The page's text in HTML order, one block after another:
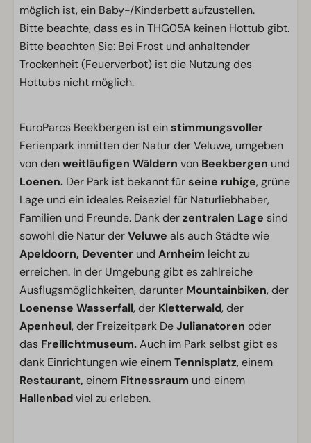
möglich ist, ein Baby-/Kinderbett aufzustellen.
Bitte beachte, dass es in THG05A keinen Hottub gibt.
Bitte beachten Sie: Bei Frost und anhaltender
Trockenheit (Feuerverbot) ist die Nutzung des
Hottubs nicht möglich.
EuroParcs Beekbergen ist einstimmungsvoller
Ferienpark inmitten der Natur der Veluwe, umgeben
von denweitläufigen Wäldern von Beekbergen und
Loenen. Der Park ist bekannt fürseine ruhige, grüne
Lage und ein ideales Reiseziel für Naturliebhaber,
Familien und Freunde. Dank derzentralen Lage sind
sowohl die Natur derVeluwe als auch Städte wie
Apeldoorn, Deventer und Arnheim leicht zu
erreichen. In der Umgebung gibt es zahlreiche
Ausflugsmöglichkeiten, darunter Mountainbiken, der
Loenense Wasserfall, der Kletterwald, der
Apenheul, der Freizeitpark DeJulianatoren oder
das Freilichtmuseum.Auch im Park selbst gibt es
dank Einrichtungen wie einemTennisplatz, einem
Restaurant, einem Fitnessraum und einem
Hallenbadviel zu erleben.